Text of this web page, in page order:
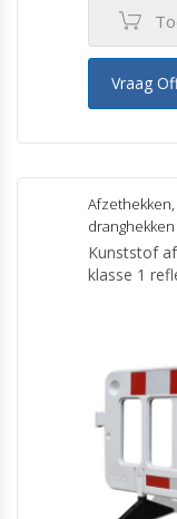
Vraag
Afzethekken,
dranghekken
Kunststof
klasse 1